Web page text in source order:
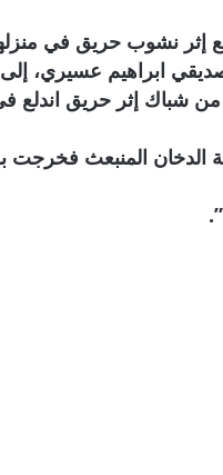
ابراهيم عسيري،
شباك إثر حريق
الدخان المنبعث